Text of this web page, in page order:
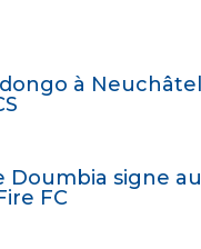
à Neuchâtel
Doumbia signe au
FC